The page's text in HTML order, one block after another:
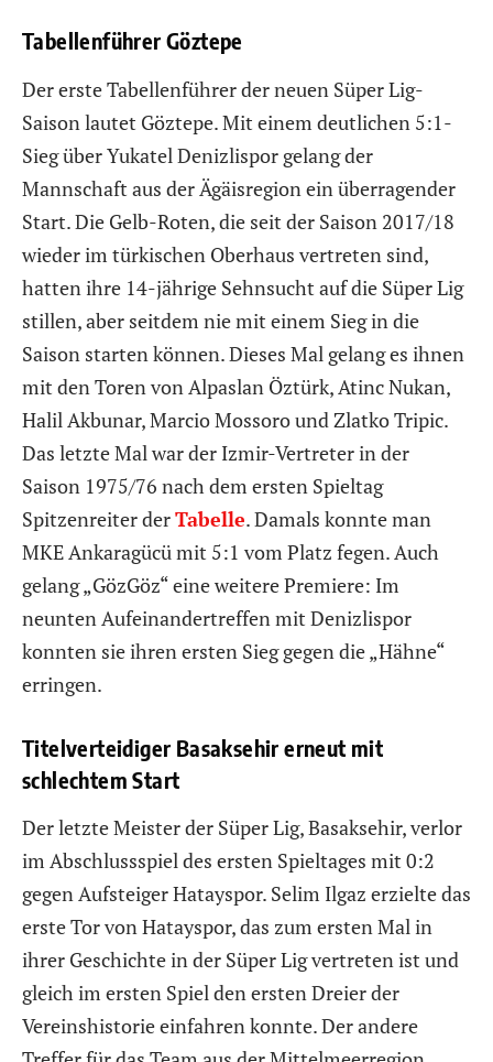
Tabellenführer Göztepe
Der erste Tabellenführer der neuen Süper Lig-
Saison lautet Göztepe. Mit einem deutlichen 5:1-
Sieg über Yukatel Denizlispor gelang der
Mannschaft aus der Ägäisregion ein überragender
Start. Die Gelb-Roten, die seit der Saison 2017/18
wieder im türkischen Oberhaus vertreten sind,
hatten ihre 14-jährige Sehnsucht auf die Süper Lig
stillen, aber seitdem nie mit einem Sieg in die
Saison starten können. Dieses Mal gelang es ihnen
mit den Toren von Alpaslan Öztürk, Atinc Nukan,
Halil Akbunar, Marcio Mossoro und Zlatko Tripic.
Das letzte Mal war der Izmir-Vertreter in der
Saison 1975/76 nach dem ersten Spieltag
Spitzenreiter derTabelle. Damals konnte man
MKE Ankaragücü mit 5:1 vom Platz fegen. Auch
gelang „GözGöz“ eine weitere Premiere: Im
neunten Aufeinandertreffen mit Denizlispor
konnten sie ihren ersten Sieg gegen die „Hähne“
erringen.
Titelverteidiger Basaksehir erneut mit
schlechtem Start
Der letzte Meister der Süper Lig, Basaksehir, verlor
im Abschlussspiel des ersten Spieltages mit 0:2
gegen Aufsteiger Hatayspor. Selim Ilgaz erzielte das
erste Tor von Hatayspor, das zum ersten Mal in
ihrer Geschichte in der Süper Lig vertreten ist und
gleich im ersten Spiel den ersten Dreier der
Vereinshistorie einfahren konnte. Der andere